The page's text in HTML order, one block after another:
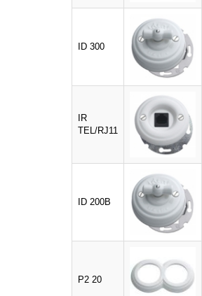
ID 300
IR
TEL/RJ11
ID 200B
P2 20